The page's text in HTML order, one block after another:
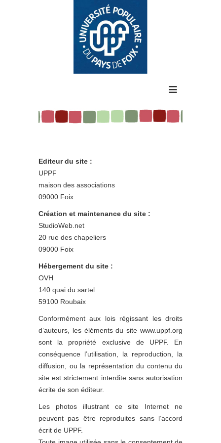
≡
Editeur du site :
UPPF
maison des associations
09000 Foix
Création et maintenance du site :
StudioWeb.net
20 rue des chapeliers
09000 Foix
Hébergement du site :
OVH
140 quai du sartel
59100 Roubaix
Conformément aux lois régissant les droits
d’auteurs, les éléments du site www.uppf.org
sont la propriété exclusive de UPPF. En
conséquence l’utilisation, la reproduction, la
diffusion, ou la représentation du contenu du
site est strictement interdite sans autorisation
écrite de son éditeur.
Les photos illustrant ce site Internet ne
peuvent pas être reproduites sans l’accord
écrit de UPPF.